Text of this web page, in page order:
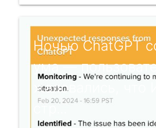
Ночью ChatGPT
ума —
жаловались, что
стр...